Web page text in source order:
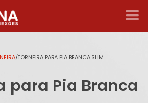
/TORNEIRA PARA PIA BRANCA SLIM
para Pia Branca